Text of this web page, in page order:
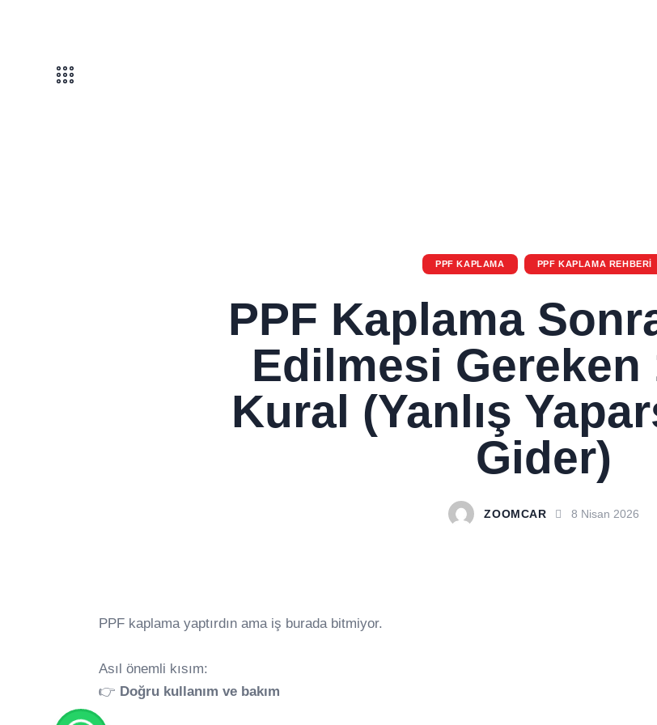
PPF KAPLAMA PPF KAPLAMA REHBERI
PPF Kaplama
Edilmesi Gereken
Kural (Yanlış
Gider)
ZOOMCAR 8 Nisan 2026
PPF kaplama yaptırdın ama iş burada bitmiyor.
Asıl önemli kısım:
👉 Doğru kullanım ve bakım